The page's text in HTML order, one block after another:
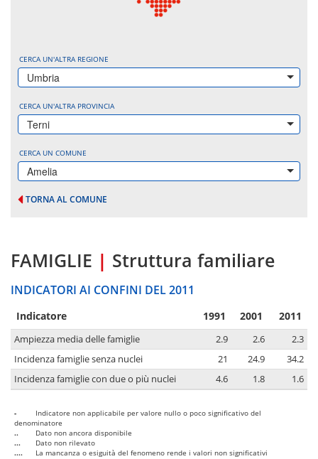
CERCA UN'ALTRA REGIONE
Umbria
CERCA UN'ALTRA PROVINCIA
Terni
CERCA UN COMUNE
Amelia
TORNA AL COMUNE
FAMIGLIE | Struttura familiare
INDICATORI AI CONFINI DEL 2011
Indicatore 1991 2001 2011
Ampiezza media delle famiglie 2.9 2.6
2.3
Incidenza famiglie senza nuclei
21 24.9
34.2
Incidenza famiglie con due o più nuclei
4.6 1.8 1.6
-
Indicatore non applicabile per valore nullo o poco significativo del
denominatore
..
Dato non ancora disponibile
...
Dato non rilevato
....
La mancanza o esiguità del fenomeno rende i valori non significativi